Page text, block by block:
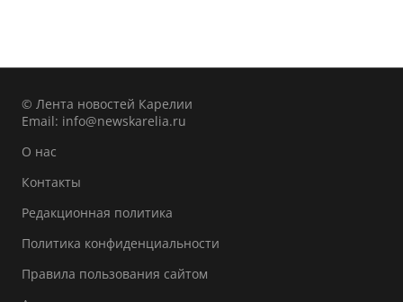
© Лента новостей Карелии
Email: info@newskarelia.ru
О нас
Контакты
Редакционная политика
Политика конфиденциальности
Правила пользования сайтом